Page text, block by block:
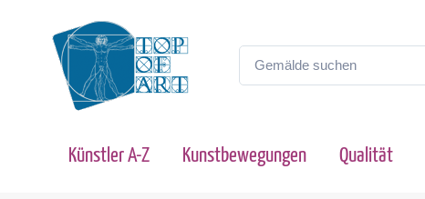
Künstler A-Z Kunstbewegungen Qualität